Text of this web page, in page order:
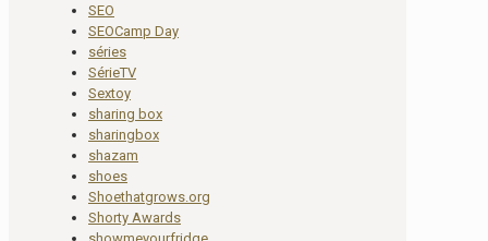
SEO
SEOCamp Day
séries
SérieTV
Sextoy
sharing box
sharingbox
shazam
shoes
Shoethatgrows.org
Shorty Awards